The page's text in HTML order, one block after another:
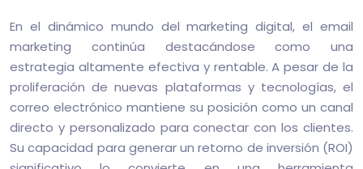
En el dinámico mundo del marketing digital, el email
marketing continúa destacándose como una
estrategia altamente efectiva y rentable. A pesar de la
proliferación de nuevas plataformas y tecnologías, el
correo electrónico mantiene su posición como un canal
directo y personalizado para conectar con los clientes.
Su capacidad para generar un retorno de inversión (ROI)